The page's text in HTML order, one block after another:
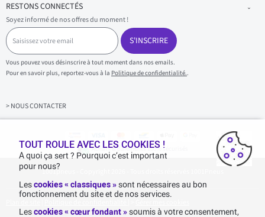
RESTONS CONNECTÉS
Soyez informé de nos offres du moment !
S
a
i
s
i
s
z
v
S'INSCRIRE
Vous pouvez vous désinscrire à tout moment dans nos emails.
Pour en savoir plus, reportez-vous à la Politique de confidentialité..
> NOUS CONTACTER
Achats & paiements 100% sécurisés
1001pneus - Copyright 2026 - Tous droits réservés 1001Pneus
TOUT ROULE AVEC LES COOKIES !
A quoi ça sert ? Pourquoi c’est important
pour nous?
Lescookies « classiques »sont nécessaires au bon
fonctionnement du site et de nos services.
Lescookies « cœur fondant » soumis à votre consentement,